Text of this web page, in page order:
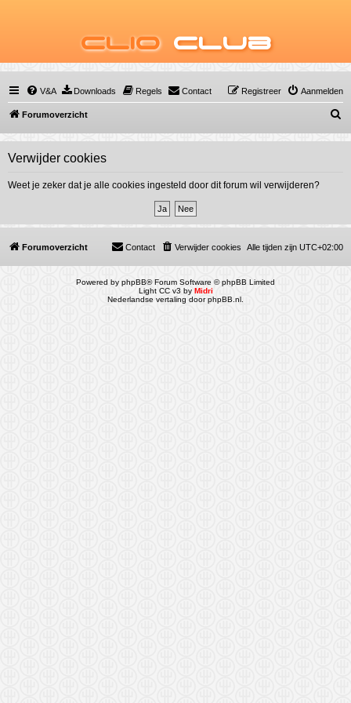
Clio Club
V&A Downloads Regels Contact Aanmelden
Registreer
Forumoverzicht
o
Verwijder cookies
Weet je zeker dat je alle cookies ingesteld door dit forum wil verwijderen?
Forumoverzicht Alle tijden zijn UTC+02:00
Verwijder cookies
Contact
Powered by phpBB® Forum Software © phpBB Limited
Light CC v3 by Midri
Nederlandse vertaling doorphpBB.nl